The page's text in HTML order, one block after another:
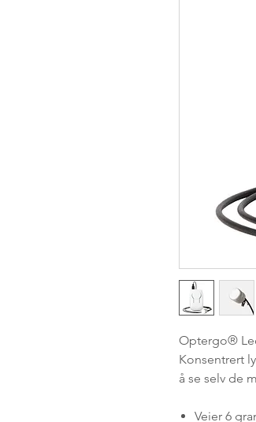
Optergo®
Konsentrert
å se selv de
Veier 6